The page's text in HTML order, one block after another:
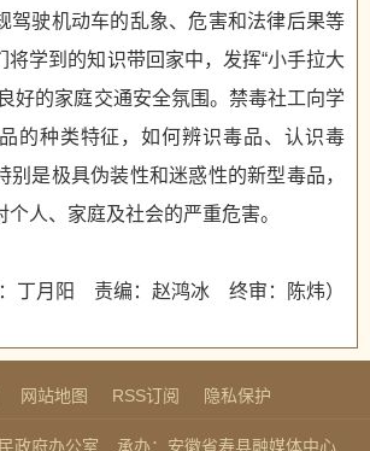
驾驶机动车的乱象、危害和法律后果等
将学到的知识带回家中，发挥“小手拉大
好的家庭交通安全氛围。禁毒社工向学
的种类特征，如何辨识毒品、认识毒
别是极具伪装性和迷惑性的新型毒品，
人、家庭及社会的严重危害。
：丁月阳 责编：赵鸿冰 终审：陈炜）
网站地图 RSS订阅 隐私保护
政府办公室 承办：安徽省寿县融媒体中心